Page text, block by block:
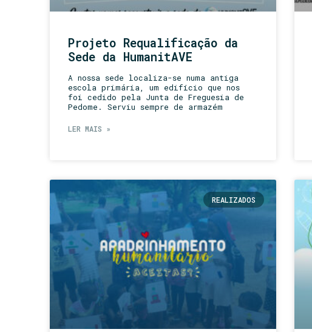
Projeto Requalificação da
Sede da HumanitAVE
A nossa sede localiza-se numa antiga
escola primária, um edifício que nos
foi cedido pela Junta de Freguesia de
Pedome. Serviu sempre de armazém
LER MAIS »
REALIZADOS